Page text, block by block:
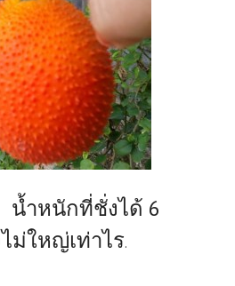
น้ำหนักที่ชั่งได้ 6
ม่ใหญ่เท่าไร.